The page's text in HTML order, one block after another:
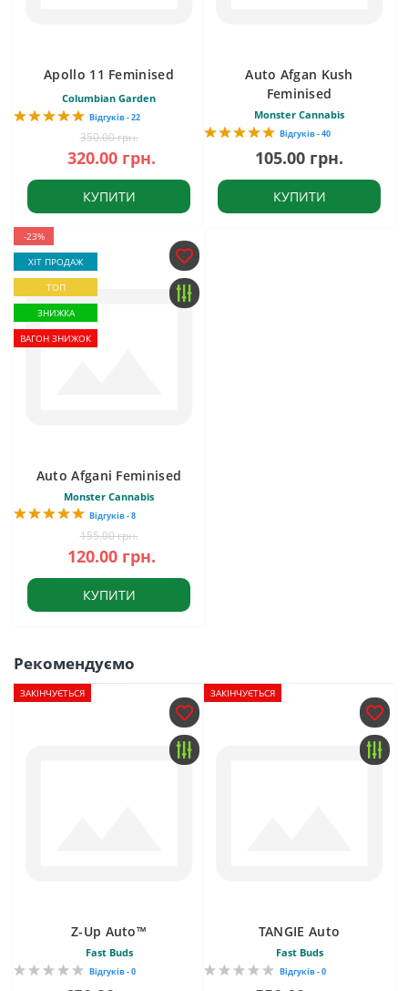
Apollo 11 Feminised
Columbian Garden
Відгуків - 22
350.00 грн.
320.00 грн.
КУПИТИ
Auto Afgan Kush
Feminised
Monster Cannabis
Відгуків - 40
105.00 грн.
КУПИТИ
-23%
ХІТ ПРОДАЖ
ТОП
ЗНИЖКА
ВАГОН ЗНИЖОК
Auto Afgani Feminised
Monster Cannabis
Відгуків - 8
155.00 грн.
120.00 грн.
КУПИТИ
Рекомендуємо
ЗАКІНЧУЄТЬСЯ
Z-Up Auto™
Fast Buds
Відгуків - 0
ЗАКІНЧУЄТЬСЯ
TANGIE Auto
Fast Buds
Відгуків - 0